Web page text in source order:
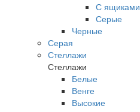
С ящиками
Серые
Черные
Серая
Стеллажи
Стеллажи
Белые
Венге
Высокие